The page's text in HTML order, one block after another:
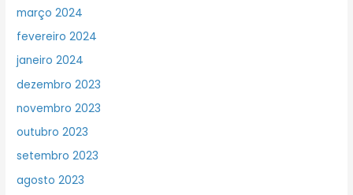
março 2024
fevereiro 2024
janeiro 2024
dezembro 2023
novembro 2023
outubro 2023
setembro 2023
agosto 2023